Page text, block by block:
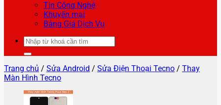
Tin Công Nghệ
Khuyến mại
Bảng Giá Dịch Vụ
Tìm
kiếm:
Trang chủ / Sửa Android / Sửa Điện Thoại Tecno / Thay
Màn Hình Tecno